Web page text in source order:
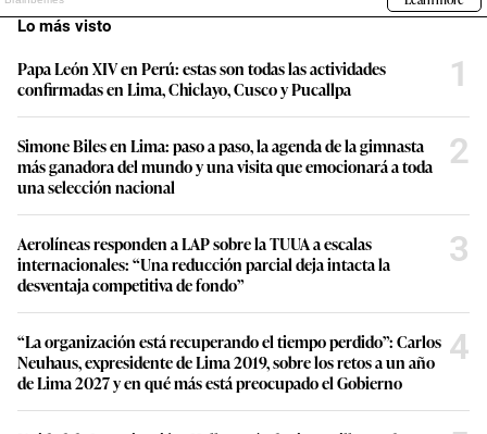
Lo más visto
Papa León XIV en Perú: estas son todas las actividades
confirmadas en Lima, Chiclayo, Cusco y Pucallpa
1
Simone Biles en Lima: paso a paso, la agenda de la gimnasta
más ganadora del mundo y una visita que emocionará a toda
una selección nacional
2
Aerolíneas responden a LAP sobre la TUUA a escalas
internacionales: “Una reducción parcial deja intacta la
desventaja competitiva de fondo”
3
“La organización está recuperando el tiempo perdido”: Carlos
Neuhaus, expresidente de Lima 2019, sobre los retos a un año
de Lima 2027 y en qué más está preocupado el Gobierno
4